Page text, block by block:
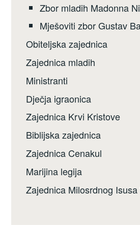
Zbor mladih Madonna
Mješoviti zbor Gustav
Obiteljska zajednica
Zajednica mladih
Ministranti
Dječja igraonica
Zajednica Krvi Kristove
Biblijska zajednica
Zajednica Cenakul
Marijina legija
Zajednica Milosrdnog Isusa